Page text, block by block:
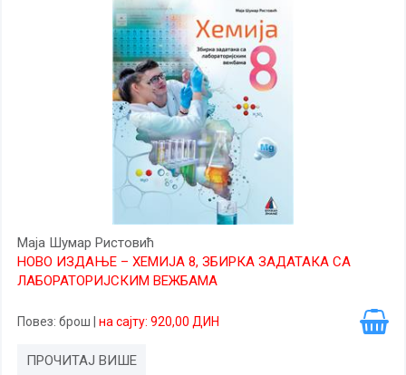
Маја Шумар Ристовић
НОВО ИЗДАЊЕ – ХЕМИЈА 8, ЗБИРКА ЗАДАТАКА СА
ЛАБОРАТОРИЈСКИМ ВЕЖБАМА
Повез: брош на сајту: 920,00 ДИН
ПРОЧИТАЈ ВИШЕ